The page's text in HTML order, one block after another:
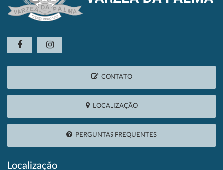
CONTATO
LOCALIZAÇÃO
PERGUNTAS FREQUENTES
Localização